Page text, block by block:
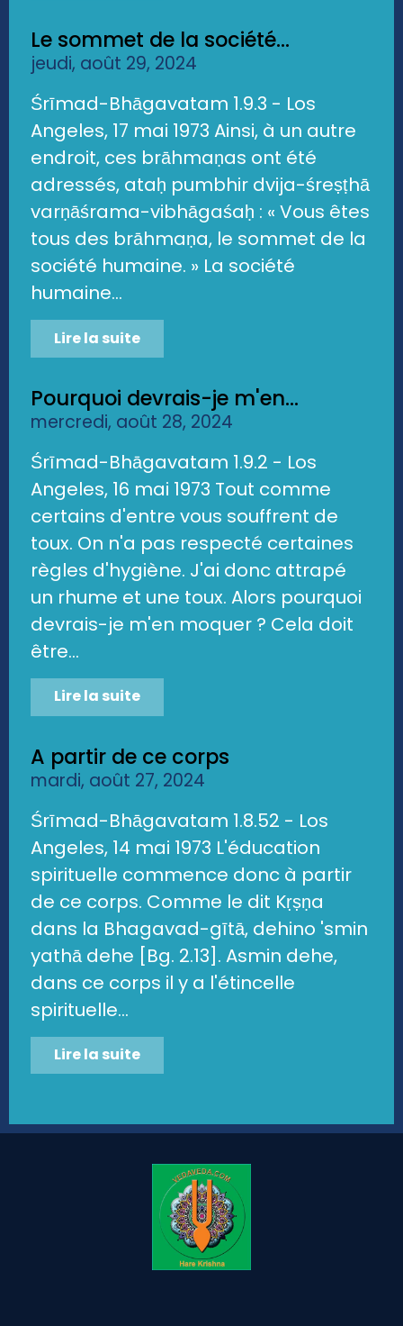
Le sommet de la société...
jeudi, août 29, 2024
Śrīmad-Bhāgavatam 1.9.3 - Los
Angeles, 17 mai 1973 Ainsi, à un autre
endroit, ces brāhmaṇas ont été
adressés, ataḥ pumbhir dvija-śreṣṭhā
varṇāśrama-vibhāgaśaḥ : « Vous êtes
tous des brāhmaṇa, le sommet de la
société humaine. » La société
humaine...
Lire la suite
Pourquoi devrais-je m'en...
mercredi, août 28, 2024
Śrīmad-Bhāgavatam 1.9.2 - Los
Angeles, 16 mai 1973 Tout comme
certains d'entre vous souffrent de
toux. On n'a pas respecté certaines
règles d'hygiène. J'ai donc attrapé
un rhume et une toux. Alors pourquoi
devrais-je m'en moquer ? Cela doit
être...
Lire la suite
A partir de ce corps
mardi, août 27, 2024
Śrīmad-Bhāgavatam 1.8.52 - Los
Angeles, 14 mai 1973 L'éducation
spirituelle commence donc à partir
de ce corps. Comme le dit Kṛṣṇa
dans la Bhagavad-gītā, dehino 'smin
yathā dehe [Bg. 2.13]. Asmin dehe,
dans ce corps il y a l'étincelle
spirituelle...
Lire la suite